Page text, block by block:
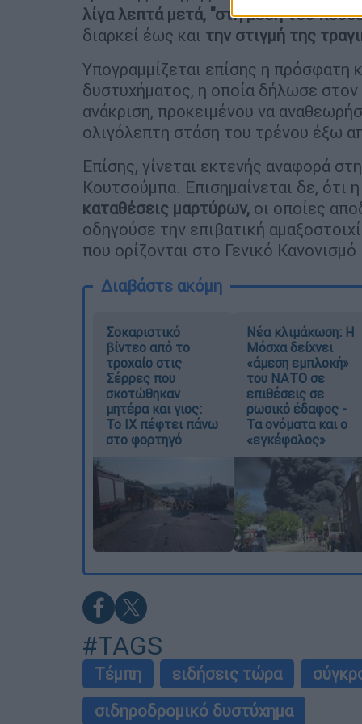
λίγα λεπτά μετά, "στη μέση του
διαρκεί έως και την στιγμή της
Υπογραμμίζεται επίσης η πρόσφατη
δυστυχήματος, η οποία δήλωσε
ανάκριση, προκειμένου να
ολιγόλεπτη στάση του τρένου έξω
Επίσης, γίνεται εκτενής αναφορά
Κουτσούμπα. Επισημαίνεται δε, ότι
καταθέσεις μαρτύρων, οι οποίες
οδηγούσε την επιβατική
που ορίζονται στο Γενικό
Διαβάστε ακόμη
Σοκαριστικό
βίντεο από το
τροχαίο στις
Σέρρες που
σκοτώθηκαν
μητέρα και γιος:
Το ΙΧ πέφτει πάνω
στο φορτηγό
Νέα κλιμάκωση: Η
Μόσχα δείχνει
«άμεση εμπλοκή»
του ΝΑΤΟ σε
επιθέσεις σε
ρωσικό έδαφος -
Τα ονόματα και ο
«εγκέφαλος»
#TAGS
Τέμπη ειδήσεις τώρα
σιδηροδρομικό δυστύχημα